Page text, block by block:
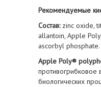
Рекомендуемые
Состав:zinc oxide,
allantoin, Apple
ascorbyl phosphate.
Apple Poly®
противогрибковое
биологических